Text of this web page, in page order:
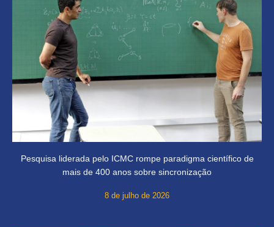
Pesquisa liderada pelo ICMC rompe paradigma científico de
mais de 400 anos sobre sincronização
8 de julho de 2026